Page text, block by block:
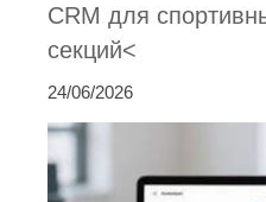
CRM для
секций<
24/06/2026